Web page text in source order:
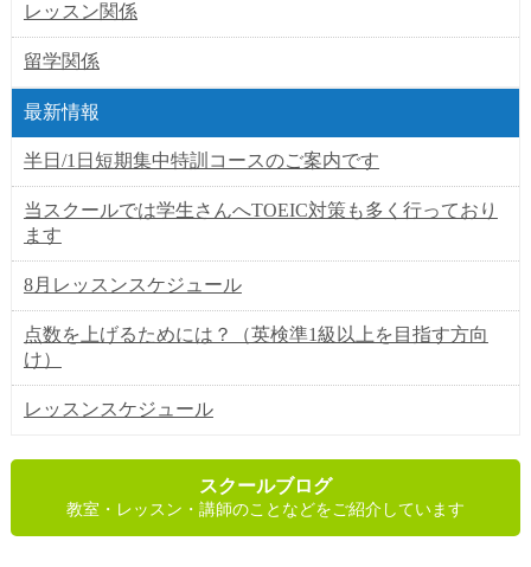
レッスン関係
留学関係
最新情報
半日/1日短期集中特訓コースのご案内です
当スクールでは学生さんへTOEIC対策も多く行っており
ます
8月レッスンスケジュール
点数を上げるためには？（英検準1級以上を目指す方向
け）
レッスンスケジュール
スクールブログ
教室・レッスン・講師のことなどをご紹介しています